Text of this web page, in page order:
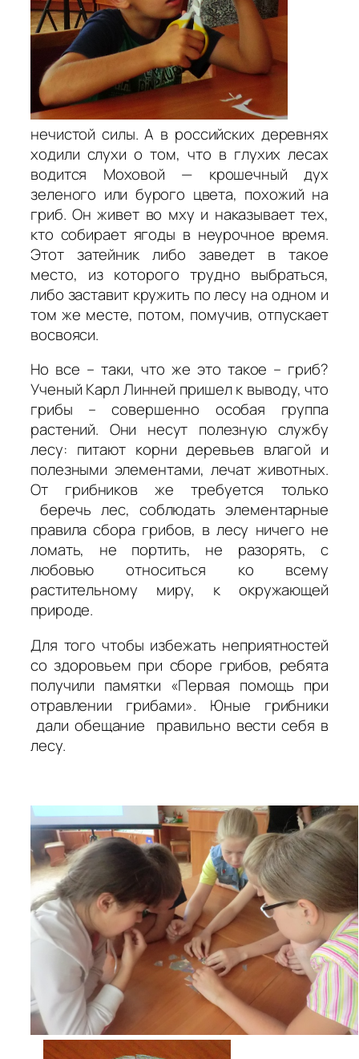
нечистой силы. А в российских деревнях
ходили слухи о том, что в глухих лесах
водится Моховой — крошечный дух
зеленого или бурого цвета, похожий на
гриб. Он живет во мху и наказывает тех,
кто собирает ягоды в неурочное время.
Этот затейник либо заведет в такое
место, из которого трудно выбраться,
либо заставит кружить по лесу на одном и
том же месте, потом, помучив, отпускает
восвояси.
Но все – таки, что же это такое – гриб?
Ученый Карл Линней пришел к выводу, что
грибы – совершенно особая группа
растений. Они несут полезную службу
лесу: питают корни деревьев влагой и
полезными элементами, лечат животных.
От грибников же требуется только
беречь лес, соблюдать элементарные
правила сбора грибов, в лесу ничего не
ломать, не портить, не разорять, с
любовью относиться ко всему
растительному миру, к окружающей
природе.
Для того чтобы избежать неприятностей
со здоровьем при сборе грибов, ребята
получили памятки «Первая помощь при
отравлении грибами». Юные грибники
дали обещание правильно вести себя в
лесу.